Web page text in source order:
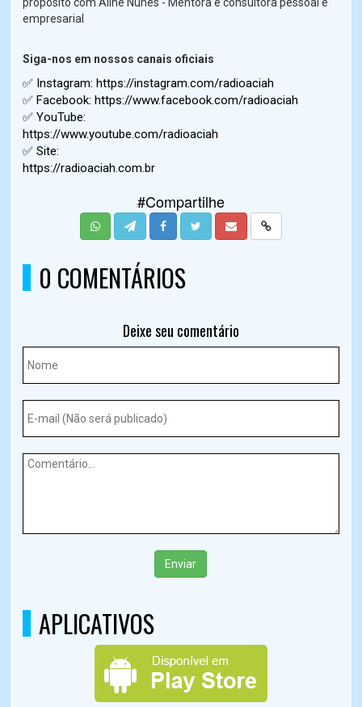
empresarial
Siga-nos em nossos canais oficiais
✅ Instagram: https://instagram.com/radioaciah
✅ Facebook:https://www.facebook.com/radioaciah
✅ YouTube:
https://www.youtube.com/radioaciah
✅ Site:
https://radioaciah.com.br
#Compartilhe
0 COMENTÁRIOS
Deixe seu comentário
Enviar
APLICATIVOS